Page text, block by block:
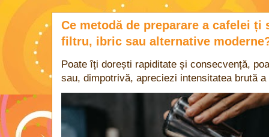
Ce metodă de preparare a cafelei
filtru, ibric sau alternative
Poate îți dorești rapiditate și consecvență,
sau, dimpotrivă, apreciezi intensitatea brută